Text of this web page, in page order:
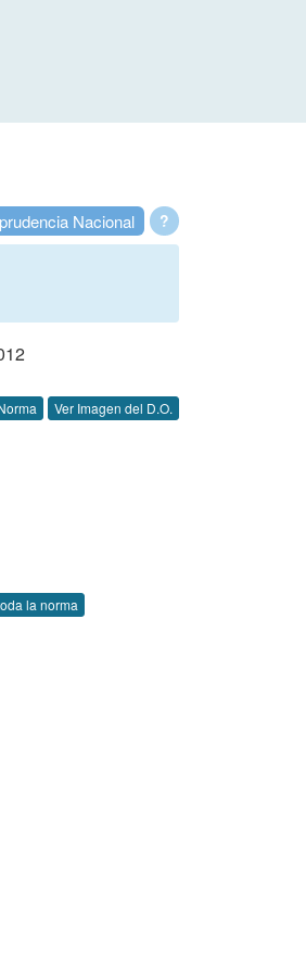
?
Nacional
Ver Imagen del D.O.
la norma